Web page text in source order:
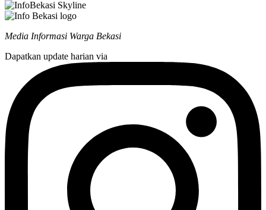
Media Informasi Warga Bekasi
Dapatkan update harian via